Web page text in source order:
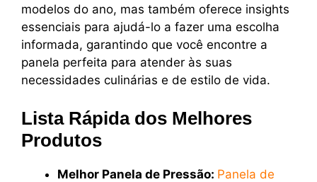
modelos do ano, mas também oferece insights
essenciais para ajudá-lo a fazer uma escolha
informada, garantindo que você encontre a
panela perfeita para atender às suas
necessidades culinárias e de estilo de vida.
Lista Rápida dos Melhores
Produtos
Melhor Panela de Pressão: Panela de